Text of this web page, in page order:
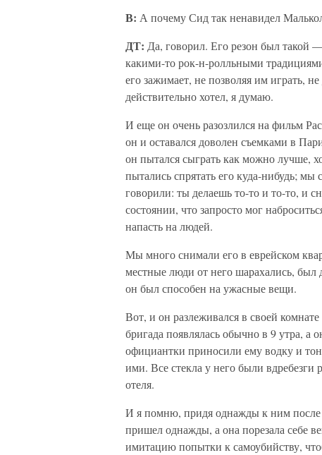
В: А почему Сид так ненавидел
ДТ: Да, говорил. Его резон был
какими-то рок-н-ролльными
его зажимает, не позволяя им играть,
действительно хотел, я думаю.
И еще он очень разозлился на фильм
он и оставался доволен съемками в
он пытался сыграть как можно лучше,
пытались спрятать его куда-нибудь; мы
говорили: ты делаешь то-то и то-то, и
состоянии, что запросто мог
напасть на людей.
Мы много снимали его в еврейском
местные люди от него шарахались,
он был способен на ужасные вещи.
Вот, и он разлеживался в своей
бригада появлялась обычно в 9 утра, а
официантки приносили ему водку и
ими. Все стекла у него были вдребезги
отеля.
И я помню, придя однажды к ним
пришел однажды, а она порезала себе
имитацию попытки к самоубийству,